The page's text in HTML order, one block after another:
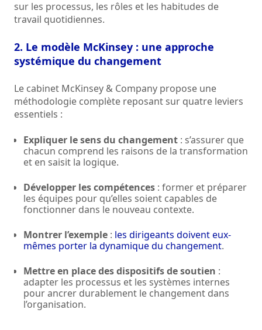
sur les processus, les rôles et les habitudes de
travail quotidiennes.
2. Le modèle McKinsey : une approche
systémique du changement
Le cabinet McKinsey & Company propose une
méthodologie complète reposant sur quatre leviers
essentiels :
Expliquer le sens du changement : s’assurer que
chacun comprend les raisons de la transformation
et en saisit la logique.
Développer les compétences : former et préparer
les équipes pour qu’elles soient capables de
fonctionner dans le nouveau contexte.
Montrer l’exemple : les dirigeants doivent eux-
mêmes porter la dynamique du changement.
Mettre en place des dispositifs de soutien :
adapter les processus et les systèmes internes
pour ancrer durablement le changement dans
l’organisation.